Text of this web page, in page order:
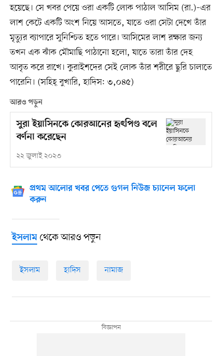
হয়েছে। সে খবর পেয়ে ওরা একটি লোক পাঠাল আসিম (রা.)–এর
লাশ কেটে একটি অংশ নিয়ে আসতে, যাতে ওরা সেটা দেখে তাঁর
মৃত্যুর ব্যাপারে সুনিশ্চিত হতে পারে। আসিমের লাশ রক্ষার জন্য
তখন এক ঝাঁক মৌমাছি পাঠানো হলো, যাতে তারা তাঁর দেহ
আবৃত করে রাখে। কুরাইশদের সেই লোক তাঁর শরীরে ছুরি চালাতে
পারেনি। (সহিহ্ বুখারি, হাদিস: ৩,০৪৫)
আরও পড়ুন
সুরা ইয়াসিনকে কোরআনের হৃৎপিণ্ড বলে
বর্ণনা করেছেন
২২ জুলাই ২০২৩
প্রথম আলোর খবর পেতে গুগল নিউজ চ্যানেল ফলো
করুন
ইসলামথেকে আরও পড়ুন
ইসলাম হাদিস নামাজ